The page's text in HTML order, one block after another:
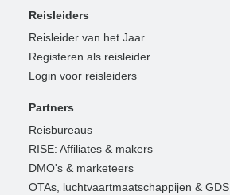
Reisleiders
Reisleider van het Jaar
Registeren als reisleider
Login voor reisleiders
Partners
Reisbureaus
RISE: Affiliates & makers
DMO's & marketeers
OTAs, luchtvaartmaatschappijen & GDS